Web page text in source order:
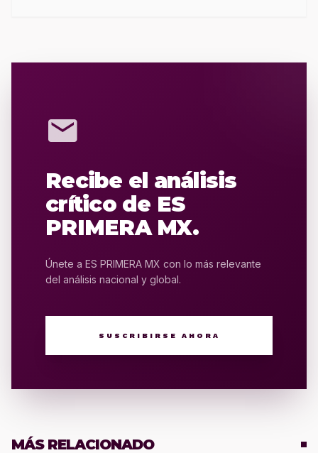
mail
Recibe el análisis
crítico de ES
PRIMERA MX.
Únete a ES PRIMERA MX con lo más relevante
del análisis nacional y global.
SUSCRIBIRSE AHORA
MÁS RELACIONADO